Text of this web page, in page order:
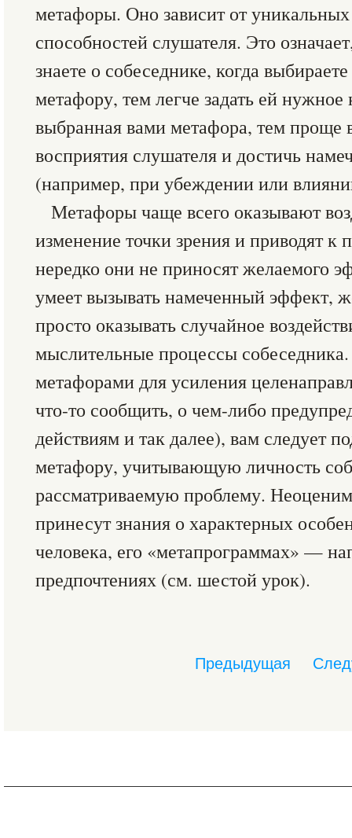
метафоры. Оно зависит от
способностей слушателя. Это
знаете о собеседнике, когда
метафору, тем легче задать ей
выбранная вами метафора, тем проще
восприятия слушателя и достичь
(например, при убеждении или
Метафоры чаще всего оказывают
изменение точки зрения и приводят к
нередко они не приносят желаемого
умеет вызывать намеченный эффект,
просто оказывать случайное
мыслительные процессы
метафорами для усиления
что-то сообщить, о чем-либо
действиям и так далее), вам следует
метафору, учитывающую личность
рассматриваемую проблему.
принесут знания о характерных
человека, его «метапрограммах» —
предпочтениях (см. шестой урок).
Предыдущая